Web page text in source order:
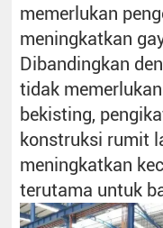
memerlukan
meningkatkan
Dibandingkan
tidak
bekisting,
konstruksi rumit
meningkatkan
terutama untuk